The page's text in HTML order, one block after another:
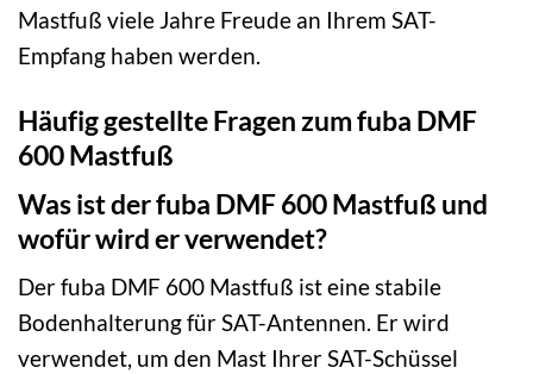
Mastfuß viele Jahre Freude an Ihrem SAT-
Empfang haben werden.
Häufig gestellte Fragen zum fuba DMF
600 Mastfuß
Was ist der fuba DMF 600 Mastfuß und
wofür wird er verwendet?
Der fuba DMF 600 Mastfuß ist eine stabile
Bodenhalterung für SAT-Antennen. Er wird
verwendet, um den Mast Ihrer SAT-Schüssel